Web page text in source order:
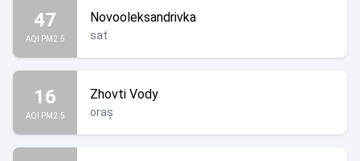
47
AQI PM2.5
Novooleksandrivka
sat
16
AQI PM2.5
Zhovti Vody
oraș